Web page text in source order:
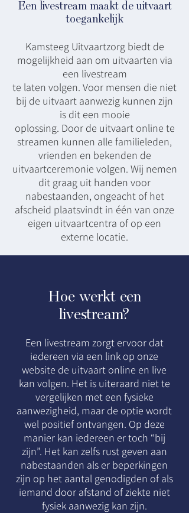
Een livestream maakt de uitvaart
toegankelijk
Kamsteeg Uitvaartzorg biedt de
mogelijkheid aan om uitvaarten via
een livestream
te laten volgen. Voor mensen die niet
bij de uitvaart aanwezig kunnen zijn
is dit een mooie
oplossing. Door de uitvaart online te
streamen kunnen alle familieleden,
vrienden en bekenden de
uitvaartceremonie volgen. Wij nemen
dit graag uit handen voor
nabestaanden, ongeacht of het
afscheid plaatsvindt in één van onze
eigen uitvaartcentra of op een
externe locatie.
Hoe werkt een
livestream?
Een livestream zorgt ervoor dat
iedereen via een link op onze
website de uitvaart online en live
kan volgen. Het is uiteraard niet te
vergelijken met een fysieke
aanwezigheid, maar de optie wordt
wel positief ontvangen. Op deze
manier kan iedereen er toch “bij
zijn”. Het kan zelfs rust geven aan
nabestaanden als er beperkingen
zijn op het aantal genodigden of als
iemand door afstand of ziekte niet
fysiek aanwezig kan zijn.